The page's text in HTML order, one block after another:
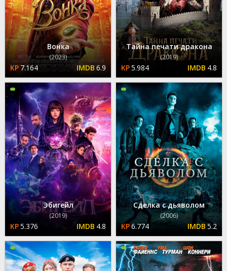
Вонка
(2023)
7.164 6.9
Тайна печати дракона
(2019)
5.984 4.8
Эбигейл
(2019)
5.376 4.8
Сделка с дьяволом
(2006)
6.774 5.2